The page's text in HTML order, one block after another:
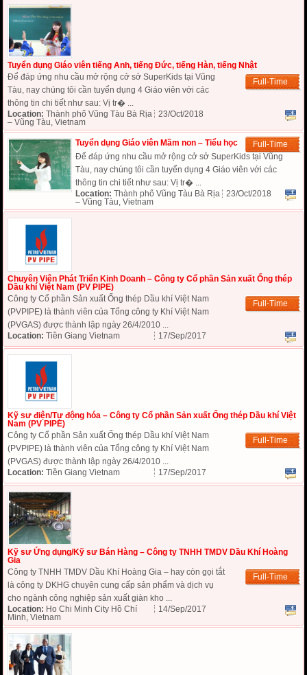
Tuyển dụng Giáo viên tiếng Anh, tiếng Đức, tiếng Hàn, tiếng Nhật
Full-Time
Để đáp ứng nhu cầu mở rộng cở sở SuperKids tại Vũng
Tàu, nay chúng tôi cần tuyển dụng 4 Giáo viên với các
thông tin chi tiết như sau: Vị tr� ...
Location: Thành phố Vũng Tàu Bà Rịa
– Vũng Tàu, Vietnam
23/Oct/2018
Tuyển dụng Giáo viên Mầm non – Tiểu học
Full-Time
Để đáp ứng nhu cầu mở rộng cở sở SuperKids tại Vũng
Tàu, nay chúng tôi cần tuyển dụng 4 Giáo viên với các
thông tin chi tiết như sau: Vị tr� ...
Location: Thành phố Vũng Tàu Bà Rịa
– Vũng Tàu, Vietnam
23/Oct/2018
Chuyên Viên Phát Triển Kinh Doanh – Công ty Cổ phần Sản xuất Ống thép
Dầu khí Việt Nam (PV PIPE)
Full-Time
Công ty Cổ phần Sản xuất Ống thép Dầu khí Việt Nam
(PVPIPE) là thành viên của Tổng công ty Khí Việt Nam
(PVGAS) được thành lập ngày 26/4/2010 ...
Location: Tiền Giang Vietnam 17/Sep/2017
Kỹ sư điện/Tự động hóa – Công ty Cổ phần Sản xuất Ống thép Dầu khí Việt
Nam (PV PIPE)
Full-Time
Công ty Cổ phần Sản xuất Ống thép Dầu khí Việt Nam
(PVPIPE) là thành viên của Tổng công ty Khí Việt Nam
(PVGAS) được thành lập ngày 26/4/2010 ...
Location: Tiền Giang Vietnam 17/Sep/2017
Kỹ sư Ứng dụng/Kỹ sư Bán Hàng – Công ty TNHH TMDV Dầu Khí Hoàng
Gia
Full-Time
Công ty TNHH TMDV Dầu Khí Hoàng Gia – hay còn gọi tắt
là công ty DKHG chuyên cung cấp sản phẩm và dịch vụ
cho ngành công nghiệp sản xuất giàn kho ...
Location: Ho Chi Minh City Hồ Chí
Minh, Vietnam
14/Sep/2017